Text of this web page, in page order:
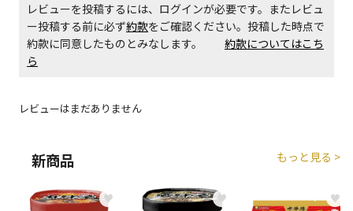
商品購入個数ごとに送料がかかる商品です
レビューを投稿するには、ログインが必要です。またレビュ
ー投稿する前に必ず約款をご確認ください。投稿した時点で
約款に同意したものとみなします。 約款についてはこち
ら
レビューはまだありません
新商品 もっと見る >
♥ ♥ ♥